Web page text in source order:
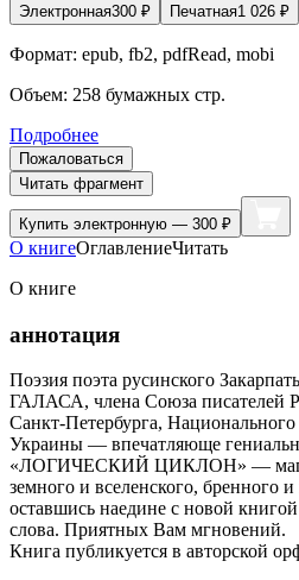
Электронная300 ₽ Печатная1 026 ₽
Формат: epub, fb2, pdfRead, mobi
Объем: 258 бумажных стр.
Подробнее
Пожаловаться
Читать фрагмент
Купить электронную — 300 ₽
О книгеОглавлениеЧитать
О книге
аннотация
Поэзия поэта русинского
ГАЛАСА, члена Союза писателей
Санкт-Петербурга,
Украины — впечатляюще
«ЛОГИЧЕСКИЙ ЦИКЛОН» —
земного и вселенского, бренного
оставшись наедине с новой книгой
слова. Приятных Вам мгновений.
Книга публикуется в авторской